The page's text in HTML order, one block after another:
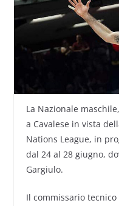
La Nazionale
a Cavalese in vista
Nations League, in
dal 24 al 28 giugno,
Gargiulo.
Il commissario